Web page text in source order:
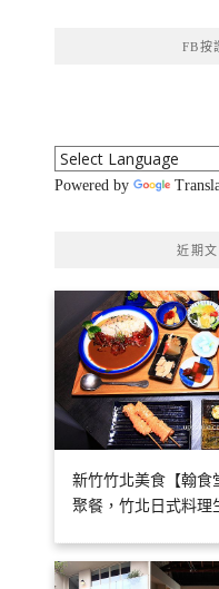
FB按
Powered by
近期
新竹竹北美食【翰食
聚餐，竹北日式料理